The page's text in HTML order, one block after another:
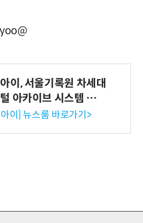
이, 서울기록원 차세대
아카이브 시스템 구축
이] 뉴스룸 바로가기>